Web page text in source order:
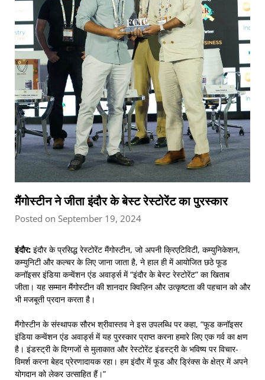
मैंगोस्टीन ने जीता इंदौर के बेस्ट रेस्टोरेंट का पुरस्कार
Posted on September 19, 2024
इंदौर: इंदौर के प्रसिद्ध रेस्टोरेंट मैंगोस्टीन, जो अपनी क्रिएटिविटी, कम्युनिकेशन,
कम्युनिटी और कल्चर के लिए जाना जाता है, ने हाल ही में आयोजित छठे फूड
कनॉइसर इंडिया कन्वेंशन एंड अवार्ड्स में “इंदौर के बेस्ट रेस्टोरेंट” का खिताब
जीता। यह सम्मान मैंगोस्टीन की शानदार क्विज़िन और उत्कृष्टता की पहचान को और
भी मजबूती प्रदान करता है।
मैंगोस्टीन के संस्थापक सौरभ श्रीवास्तव ने इस उपलब्धि पर कहा, “फूड कनॉइसर
इंडिया कन्वेंशन एंड अवार्ड्स में यह पुरस्कार प्राप्त करना हमारे लिए एक गर्व का क्षण
है। इंडस्ट्री के दिग्गजों से मुलाकात और रेस्टोरेंट इंडस्ट्री के भविष्य पर विचार-
विमर्श करना बेहद प्रेरणादायक रहा। हम इंदौर में फूड और ड्रिंक्स के क्षेत्र में अपने
योगदान को लेकर उत्साहित हैं।”